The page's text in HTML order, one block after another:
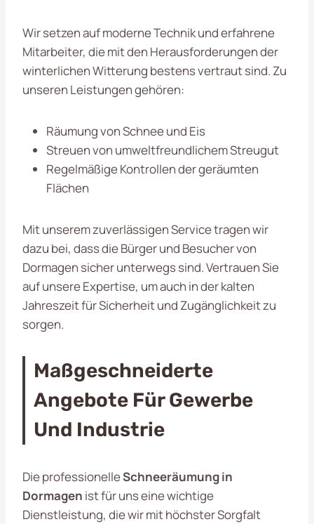
Wir setzen auf moderne Technik und erfahrene
Mitarbeiter, die mit den Herausforderungen der
winterlichen Witterung bestens vertraut sind. Zu
unseren Leistungen gehören:
Räumung von Schnee und Eis
Streuen von umweltfreundlichem Streugut
Regelmäßige Kontrollen der geräumten
Flächen
Mit unserem zuverlässigen Service tragen wir
dazu bei, dass die Bürger und Besucher von
Dormagen sicher unterwegs sind. Vertrauen Sie
auf unsere Expertise, um auch in der kalten
Jahreszeit für Sicherheit und Zugänglichkeit zu
sorgen.
Maßgeschneiderte
Angebote Für Gewerbe
Und Industrie
Die professionelleSchneeräumung in
Dormagen ist für uns eine wichtige
Dienstleistung, die wir mit höchster Sorgfalt